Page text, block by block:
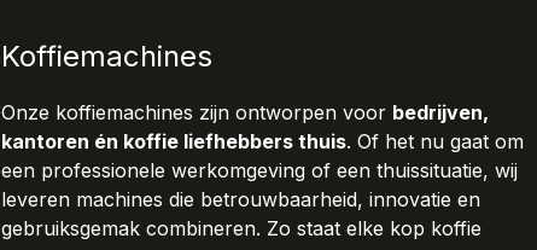
Koffiemachines
Onze koffiemachines zijn ontworpen voor bedrijven,
kantoren én koffie liefhebbers thuis. Of het nu gaat om
een professionele werkomgeving of een thuissituatie, wij
leveren machines die betrouwbaarheid, innovatie en
gebruiksgemak combineren. Zo staat elke kop koffie